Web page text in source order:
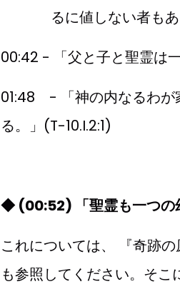
るに値しない者もあ
00:42 - 「父と子と聖霊は
01:48 - 「神の内なるわが
る。」(T-10.I.2:1)
◆ (00:52) 「聖霊も一つの
これについては、 『奇跡
も参照してください。そ